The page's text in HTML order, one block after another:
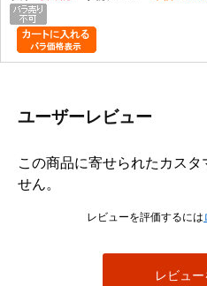
ユーザーレビュー
この商品に寄せられたカス
せん。
レビューを評価するには
レビュー